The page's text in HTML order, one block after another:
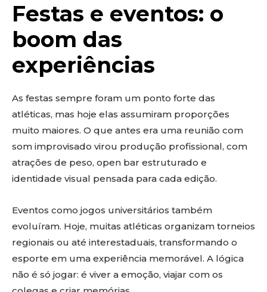
Festas e eventos: o
boom das
experiências
As festas sempre foram um ponto forte das
atléticas, mas hoje elas assumiram proporções
muito maiores. O que antes era uma reunião com
som improvisado virou produção profissional, com
atrações de peso, open bar estruturado e
identidade visual pensada para cada edição.
Eventos como jogos universitários também
evoluíram. Hoje, muitas atléticas organizam torneios
regionais ou até interestaduais, transformando o
esporte em uma experiência memorável. A lógica
não é só jogar: é viver a emoção, viajar com os